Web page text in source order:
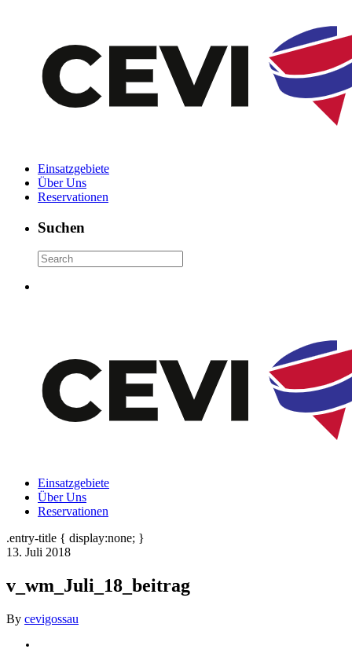
Einsatzgebiete
Über Uns
Reservationen
Suchen
Einsatzgebiete
Über Uns
Reservationen
.entry-title { display:none; }
13. Juli 2018
v_wm_Juli_18_beitrag
By cevigossau